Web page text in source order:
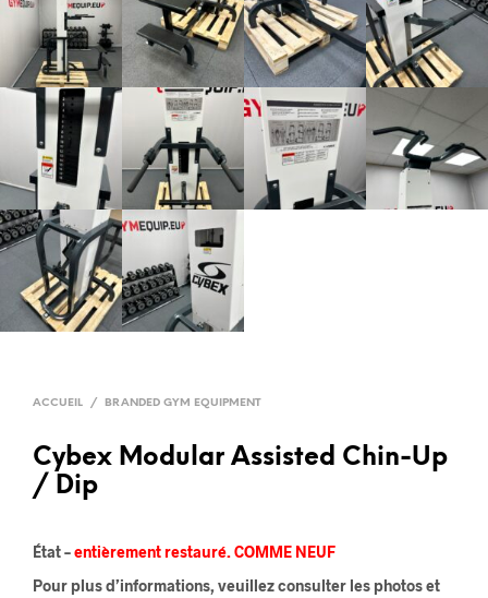
ACCUEIL / BRANDED GYM EQUIPMENT
Cybex Modular Assisted Chin-Up
/ Dip
État –entièrement restauré. COMME NEUF
Pour plus d’informations, veuillez consulter les photos et